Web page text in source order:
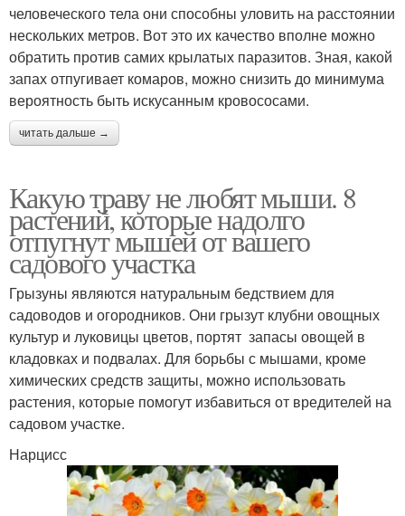
человеческого тела они способны уловить на расстоянии
нескольких метров. Вот это их качество вполне можно
обратить против самих крылатых паразитов. Зная, какой
запах отпугивает комаров, можно снизить до минимума
вероятность быть искусанным кровососами.
читать дальше →
Какую траву не любят мыши. 8
растений, которые надолго
отпугнут мышей от вашего
садового участка
Грызуны являются натуральным бедствием для
садоводов и огородников. Они грызут клубни овощных
культур и луковицы цветов, портят запасы овощей в
кладовках и подвалах. Для борьбы с мышами, кроме
химических средств защиты, можно использовать
растения, которые помогут избавиться от вредителей на
садовом участке.
Нарцисс